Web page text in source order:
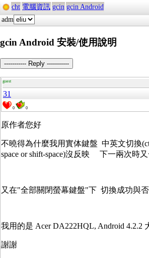
cht 電腦資訊 gcin gcin Android
adm
gcin Android 安裝/使用說明
----------- Reply -----------
guest
31
0 0
原作者您好
不曉得為什麼我用實体鍵盤 中英文切換
space or shift-space)沒反映 下一兩次
又在"全部關閉螢幕鍵盤"下 切換成功與
我用的是 Acer DA222HQL, Android 4.2.2
謝謝